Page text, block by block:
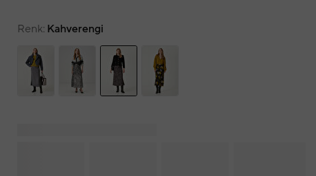
Renk Kahverengi